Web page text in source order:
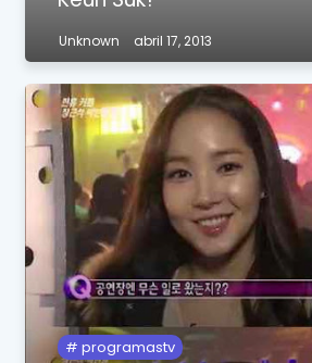
Unknown abril 17, 2013
programastv